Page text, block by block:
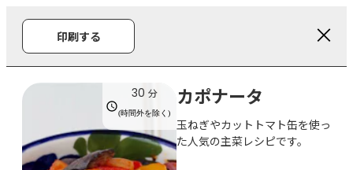
印刷する
30 分
(時間外を除く)
カポナータ
玉ねぎやカットトマト缶を使っ
た人気の主菜レシピです。